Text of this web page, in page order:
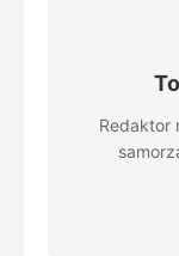
Redaktor